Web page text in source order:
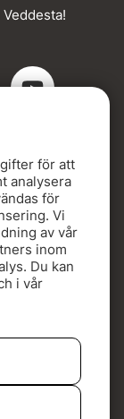
när du
bredaste
för att
analysera
för
Vi
av vår
inom
Du kan
i vår